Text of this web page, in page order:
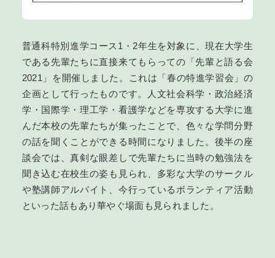
普通科特別進学コース1・2年生を対象に、現在大学生
である先輩たちに直接来てもらっての「先輩と語る会
2021」を開催しました。これは「春の特進学習会」の
企画として行ったものです。人文社会科学・政治経済
学・国際学・理工学・看護学などを専攻する大学に進
んだ本校の先輩たちが集ったことで、色々な学問分野
の話を聞くことができる時間になりました。後半の座
談会では、真剣な眼差しで先輩たちに当時の勉強法を
聞き込む在校生の姿も見られ、多彩な大学のサークル
や塾講師アルバイト、今行っているボランティア活動
といった話もあり華やぐ場面も見られました。